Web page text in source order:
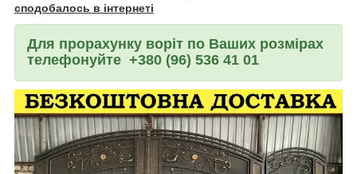
сподобалось в інтернеті
Для прорахунку воріт по Ваших розмірах
телефонуйте +380 (96) 536 41 01